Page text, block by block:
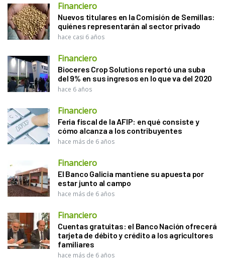
Financiero
Nuevos titulares en la Comisión de Semillas:
quiénes representarán al sector privado
hace casi 6 años
Financiero
Bioceres Crop Solutions reportó una suba
del 9% en sus ingresos en lo que va del 2020
hace 6 años
Financiero
Feria fiscal de la AFIP: en qué consiste y
cómo alcanza a los contribuyentes
hace más de 6 años
Financiero
El Banco Galicia mantiene su apuesta por
estar junto al campo
hace más de 6 años
Financiero
Cuentas gratuitas: el Banco Nación ofrecerá
tarjeta de débito y crédito a los agricultores
familiares
hace más de 6 años